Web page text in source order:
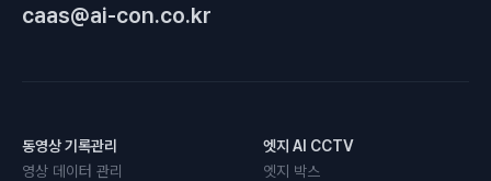
caas@ai-con.co.kr
동영상 기록관리
영상 데이터 관리
엣지 AI CCTV
엣지 박스